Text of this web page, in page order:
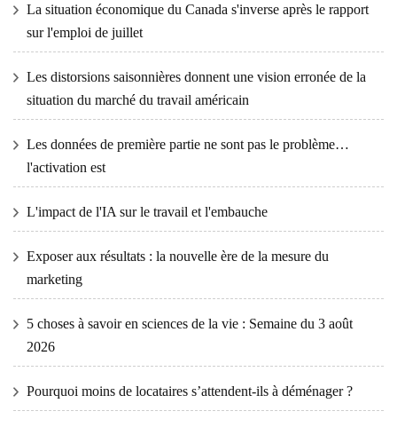
La situation économique du Canada s'inverse après le rapport
sur l'emploi de juillet
Les distorsions saisonnières donnent une vision erronée de la
situation du marché du travail américain
Les données de première partie ne sont pas le problème…
l'activation est
L'impact de l'IA sur le travail et l'embauche
Exposer aux résultats : la nouvelle ère de la mesure du
marketing
5 choses à savoir en sciences de la vie : Semaine du 3 août
2026
Pourquoi moins de locataires s’attendent-ils à déménager ?